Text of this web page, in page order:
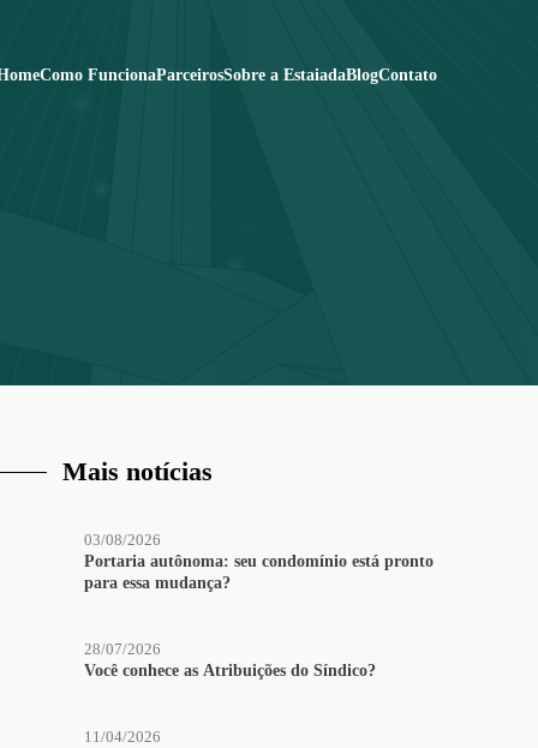
Como FuncionaParceirosSobre a EstaiadaBlogContato
Mais notícias
03/08/2026
Portaria autônoma: seu condomínio está pronto
para essa mudança?
28/07/2026
Você conhece as Atribuições do Síndico?
11/04/2026